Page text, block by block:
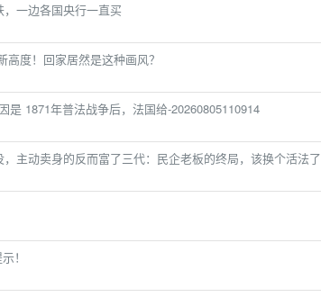
一边各国央行一直买
高度！回家居然是这种画风？
是 1871年普法战争后，法国给-20260805110914
，主动卖身的反而富了三代：民企老板的终局，该换个活法了
！